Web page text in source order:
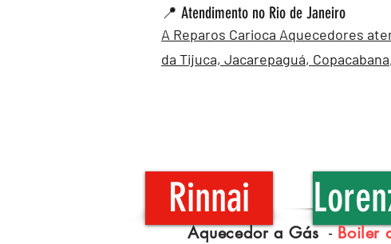
📍 Atendimento no Rio de Janeiro
A Reparos Carioca Aquecedores
da Tijuca, Jacarepaguá, Copacabana,
Rinnai
Aquecedor a Gás-Boiler